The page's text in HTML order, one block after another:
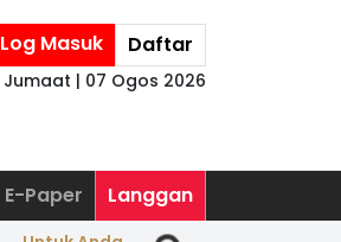
Log Masuk Daftar
Jumaat | 07 Ogos 2026
E-Paper Langgan